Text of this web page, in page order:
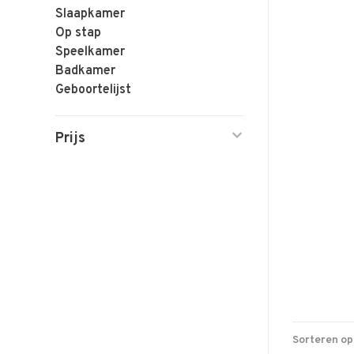
Slaapkamer
Op stap
Speelkamer
Badkamer
Geboortelijst
Prijs
Sorteren